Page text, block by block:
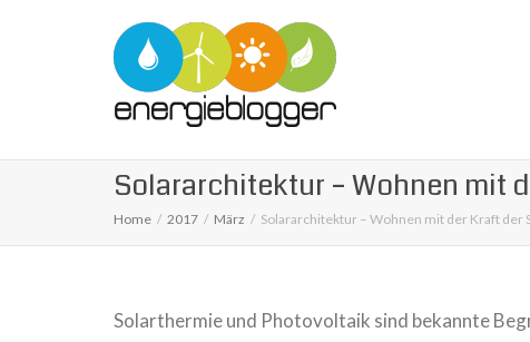
Solararchitektur – Wohnen mit
Home 2017 März Solararchitektur – Wohnen mit der Kraft der
Solarthermie und Photovoltaik sind bekannte